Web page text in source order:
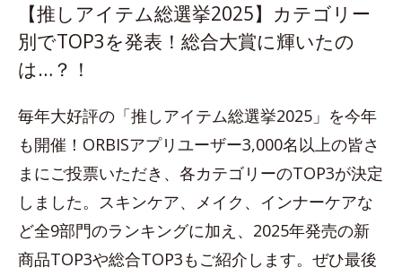
【推しアイテム総選挙2025】カテゴリー
別でTOP3を発表！総合大賞に輝いたの
は…？！
毎年大好評の「推しアイテム総選挙2025」を今年
も開催！ORBISアプリユーザー3,000名以上の皆さ
まにご投票いただき、各カテゴリーのTOP3が決定
しました。スキンケア、メイク、インナーケアな
ど全9部門のランキングに加え、2025年発売の新
商品TOP3や総合TOP3もご紹介します。ぜひ最後